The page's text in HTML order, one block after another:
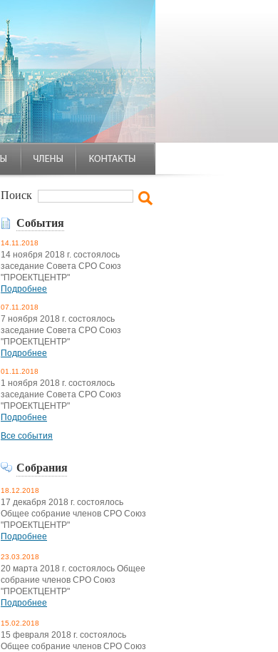
Поиск
События
14.11.2018
14 ноября 2018 г. состоялось
заседание Совета СРО Союз
"ПРОЕКТЦЕНТР"
Подробнее
07.11.2018
7 ноября 2018 г. состоялось
заседание Совета СРО Союз
"ПРОЕКТЦЕНТР"
Подробнее
01.11.2018
1 ноября 2018 г. состоялось
заседание Совета СРО Союз
"ПРОЕКТЦЕНТР"
Подробнее
Все события
Собрания
18.12.2018
17 декабря 2018 г. состоялось
Общее собрание членов СРО Союз
"ПРОЕКТЦЕНТР"
Подробнее
23.03.2018
20 марта 2018 г. состоялось Общее
собрание членов СРО Союз
"ПРОЕКТЦЕНТР"
Подробнее
15.02.2018
15 февраля 2018 г. состоялось
Общее собрание членов СРО Союз